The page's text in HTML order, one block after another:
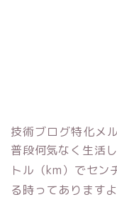
技術ブログ特化メ
普段何気なく生活
トル（km）でセン
る時ってありますよ